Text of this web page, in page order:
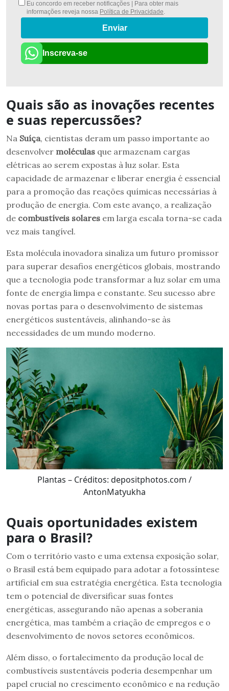
Eu concordo em receber notificações | Para obter mais
informações reveja nossa Política de Privacidade
Enviar
Inscreva-se
Quais são as inovações recentes
e suas repercussões?
Na Suíça, cientistas deram um passo importante ao
desenvolver moléculas que armazenam cargas
elétricas ao serem expostas à luz solar. Esta
capacidade de armazenar e liberar energia é essencial
para a promoção das reações químicas necessárias à
produção de energia. Com este avanço, a realização
de combustíveis solares em larga escala torna-se cada
vez mais tangível.
Esta molécula inovadora sinaliza um futuro promissor
para superar desafios energéticos globais, mostrando
que a tecnologia pode transformar a luz solar em uma
fonte de energia limpa e constante. Seu sucesso abre
novas portas para o desenvolvimento de sistemas
energéticos sustentáveis, alinhando-se às
necessidades de um mundo moderno.
Plantas – Créditos: depositphotos.com /
AntonMatyukha
Quais oportunidades existem
para o Brasil?
Com o território vasto e uma extensa exposição solar,
o Brasil está bem equipado para adotar a fotossíntese
artificial em sua estratégia energética. Esta tecnologia
tem o potencial de diversificar suas fontes
energéticas, assegurando não apenas a soberania
energética, mas também a criação de empregos e o
desenvolvimento de novos setores econômicos.
Além disso, o fortalecimento da produção local de
combustíveis sustentáveis poderia desempenhar um
papel crucial no crescimento econômico e na redução